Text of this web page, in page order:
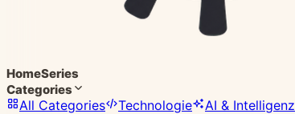
HomeSeries
Categories
All Categories Technologie AI & Intelligenz